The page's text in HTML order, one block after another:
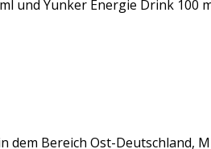
und Yunker Energie Drink 100
Bereich Ost-Deutschland,